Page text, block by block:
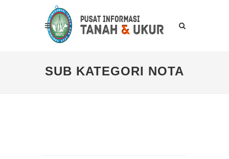
SUB KATEGORI NOTA